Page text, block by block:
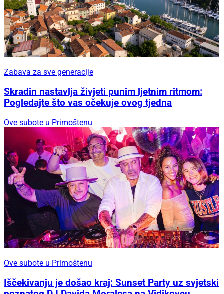
Zabava za sve generacije
Skradin nastavlja živjeti punim ljetnim ritmom:
Pogledajte što vas očekuje ovog tjedna
Ove subote u Primoštenu
Ove subote u Primoštenu
Iščekivanju je došao kraj: Sunset Party uz svjetski